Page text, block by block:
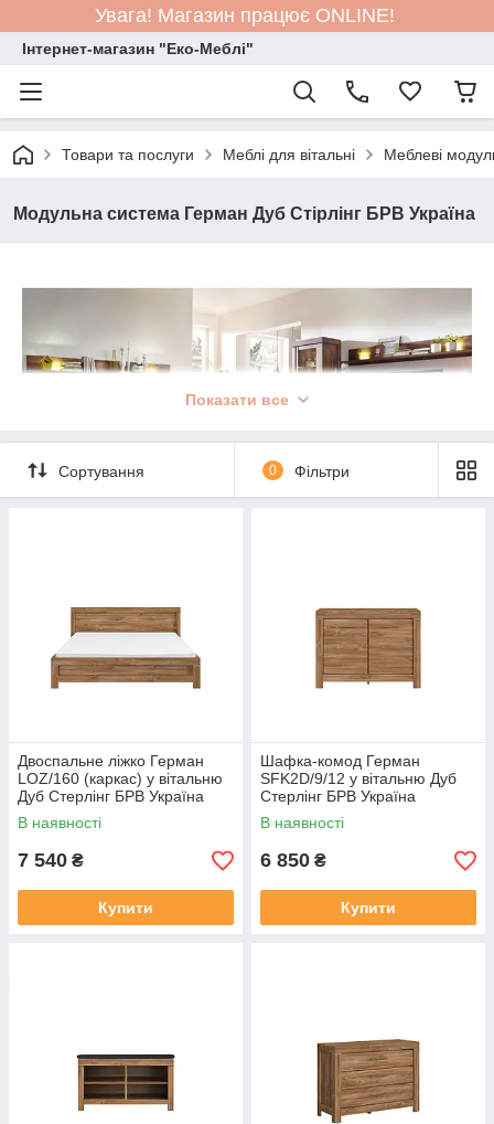
Увага! Магазин працює ONLINE!
Інтернет-магазин "Еко-Меблі"
Товари та послуги Меблі для вітальні Меблеві
Модульна система Герман Дуб Стірлінг БРВ Україна
Показати все
Сортування 0 Фільтри
Двоспальне ліжко Герман
LOZ/160 (каркас) у вітальню
Дуб Стерлінг БРВ Україна
В наявності
7 540 ₴
Купити
Шафка-комод Герман
SFK2D/9/12 у вітальню Дуб
Стерлінг БРВ Україна
В наявності
6 850 ₴
Купити